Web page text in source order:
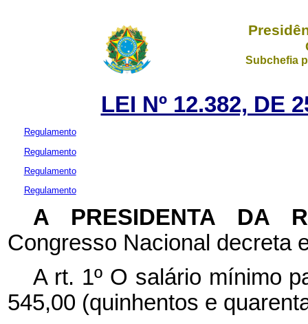
Subchefia
LEI Nº 12.382, DE
Regulamento
Regulamento
Regulamento
Regulamento
A PRESIDENTA DA
Congresso Nacional decreta
A rt. 1º O salário mínimo
545,00 (quinhentos e